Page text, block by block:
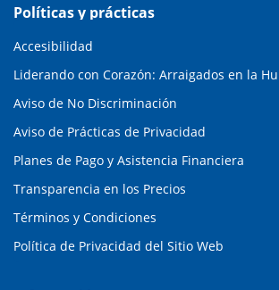
Políticas y prácticas
Accesibilidad
Liderando con Corazón: Arraigados en la
Aviso de No Discriminación
Aviso de Prácticas de Privacidad
Planes de Pago y Asistencia Financiera
Transparencia en los Precios
Términos y Condiciones
Política de Privacidad del Sitio Web